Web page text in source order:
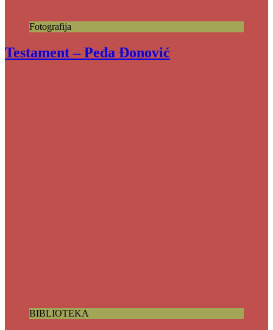
Fotografija
Testament – Peđa Đonović
BIBLIOTEKA